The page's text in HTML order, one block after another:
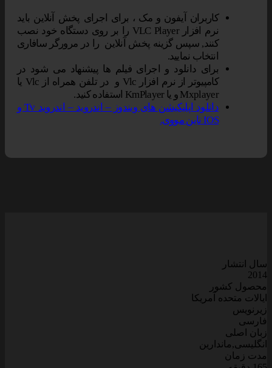
کاربران آیفون و مک ، برای اجرای پخش آنلاین باید
نرم افزار VLC Player را بر روی دستگاه خود نصب
کنند, سپس گزینه پخش آنلاین را در مرورگر سافاری
انتخاب نمایید.
برای دانلود و اجرای فیلم ها پیشنهاد می شود در
کامپیوتر از نرم افزار Vlc و در تلفن همراه از Vlc یا
Mxplayer و یا KmPlayer استفاده کنید.
دانلود اپلیکیشن های ویندوز – اندروید – اندروید Tv و
IOS ناین مووی.
سال انتشار
2014
محصول کشور
ایالات متحده آمریکا
زیرنویس
فارسی
زبان اصلی
انگلیسی,ماندارین
مدت زمان